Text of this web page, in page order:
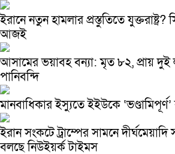
ইরানে নতুন হামলার প্রস্তুতিতে যুক্তরাষ্ট্র?
আজই
আসামের ভয়াবহ বন্যা: মৃত ৮২, প্রায়
পানিবন্দি
মানবাধিকার ইস্যুতে ইইউকে
ইরান সংকটে ট্রাম্পের সামনে
বলছে নিউইয়র্ক টাইমস